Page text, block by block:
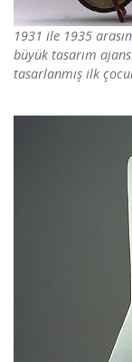
1931 ile 1935
büyük tasarım
tasarlanmış ilk